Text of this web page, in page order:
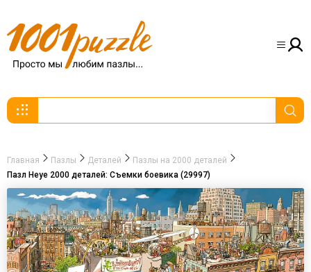
Главная Пазлы Деталей
Пазлы на 2000 деталей
Пазл Heye 2000 деталей: Съемки боевика (29997)